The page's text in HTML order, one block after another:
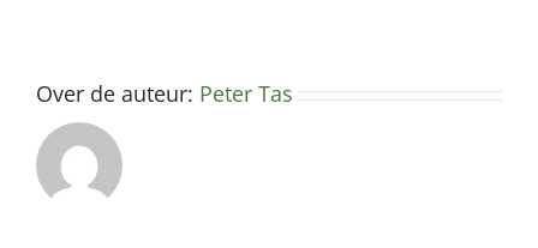
Over de auteur: Peter Tas